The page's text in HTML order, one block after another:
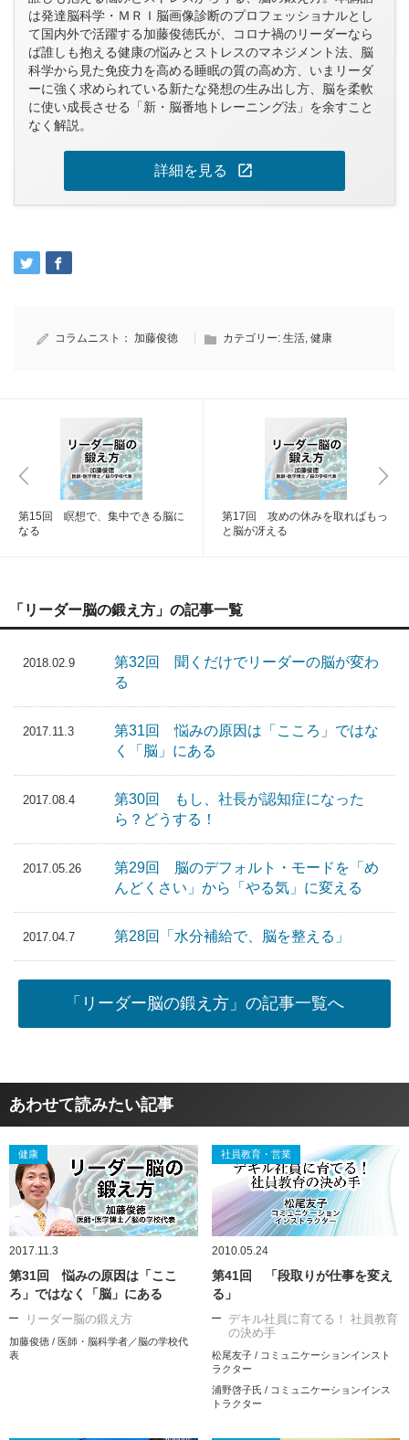
は発達脳科学・ＭＲＩ脳画像診断のプロフェッショナルとし
て国内外で活躍する加藤俊徳氏が、コロナ禍のリーダーなら
ば誰しも抱える健康の悩みとストレスのマネジメント法、脳
科学から見た免疫力を高める睡眠の質の高め方、いまリーダ
ーに強く求められている新たな発想の生み出し方、脳を柔軟
に使い成長させる「新・脳番地トレーニング法」を余すこと
なく解説。
詳細を見る open_in_new
コラムニスト： 加藤俊徳 カテゴリー: 生活 健康
第15回 瞑想で、集中できる脳に
なる
第17回 攻めの休みを取ればもっ
と脳が冴える
「リーダー脳の鍛え方」の記事一覧
2018.02.9
第32回 聞くだけでリーダーの脳が変わ
る
2017.11.3
第31回 悩みの原因は「こころ」ではな
く「脳」にある
2017.08.4
第30回 もし、社長が認知症になった
ら？どうする！
2017.05.26
第29回 脳のデフォルト・モードを「め
んどくさい」から「やる気」に変える
2017.04.7 第28回「水分補給で、脳を整える」
「リーダー脳の鍛え方」の記事一覧へ
あわせて読みたい記事
健康
2017.11.3
第31回 悩みの原因は「ここ
ろ」ではなく「脳」にある
リーダー脳の鍛え方
加藤俊徳 / 医師・脳科学者／脳の学校代
表
社員教育・営業
2010.05.24
第41回 「段取りが仕事を変え
る」
デキル社員に育てる！ 社員教育
の決め手
松尾友子 / コミュニケーションインスト
ラクター
浦野啓子氏 / コミュニケーションインス
トラクター